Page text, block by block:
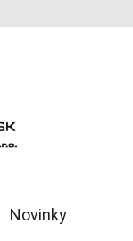
Novinky